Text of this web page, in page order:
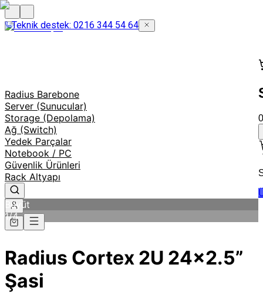
Teknik destek: 0216 344 54 64
Radius Barebone
Server (Sunucular)
Storage (Depolama)
Ağ (Switch)
Yedek Parçalar
Notebook / PC
Güvenlik Ürünleri
Rack Altyapı
0
Büyüt
1/4
Radius Cortex 2U 24x2.5”
Şasi